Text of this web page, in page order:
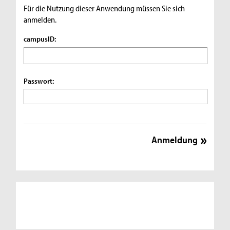
Für die Nutzung dieser Anwendung müssen Sie sich
anmelden.
campusID:
Passwort: